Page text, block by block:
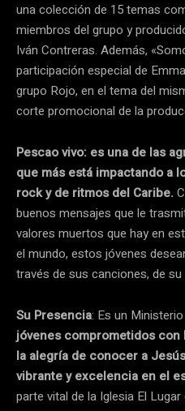
una colección de 15 temas
miembros del grupo y
Iván Contreras. Además,
participación especial de
grupo Rojo, en el tema del
corte promocional de la
Pescao vivo: es una de las
que más está impactando a
rock y de ritmos del Caribe.
buenos mensajes que le
valores muertos que hay en
el mundo, estos jóvenes
través de sus canciones, de
Su Presencia: Es un
jóvenes comprometidos
la alegría de conocer a
vibrante y excelencia en el
parte vital de la Iglesia El